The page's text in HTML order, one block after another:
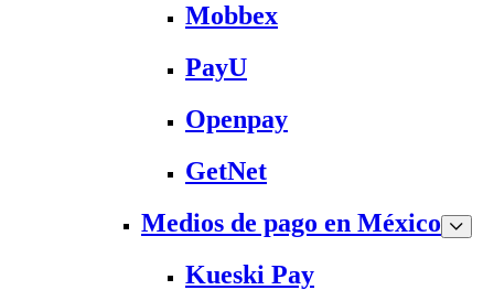
Mobbex
PayU
Openpay
GetNet
Medios de pago en México
Kueski Pay